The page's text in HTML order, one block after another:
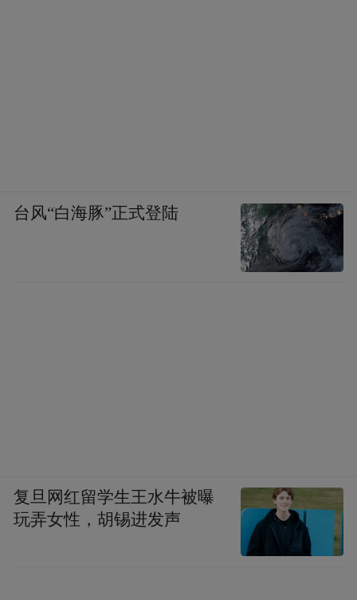
台风“白海豚”正式登陆
复旦网红留学生王水牛被曝
玩弄女性，胡锡进发声